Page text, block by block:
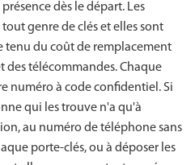
dès le départ. Les
genre de clés et elles sont
tenu du coût de remplacement
des télécommandes. Chaque
numéro à code confidentiel. Si
qui les trouve n'a qu'à
au numéro de téléphone sans
porte-clés, ou à déposer les